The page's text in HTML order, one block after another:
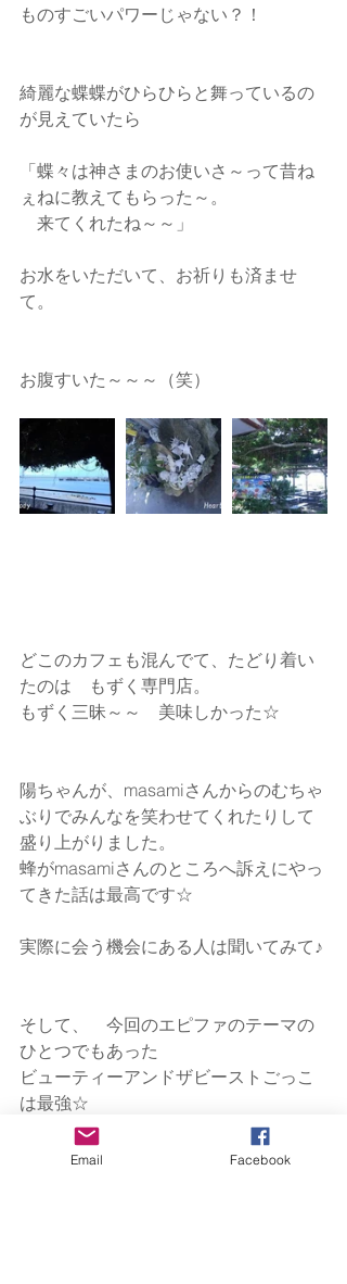
ものすごいパワーじゃない？！
綺麗な蝶蝶がひらひらと舞っているの
が見えていたら
「蝶々は神さまのお使いさ～って昔ね
ぇねに教えてもらった～。
来てくれたね～～」
お水をいただいて、お祈りも済ませ
て。
お腹すいた～～～（笑）
どこのカフェも混んでて、たどり着い
たのは　もずく専門店。
もずく三昧～～　美味しかった☆
陽ちゃんが、masamiさんからのむちゃ
ぶりでみんなを笑わせてくれたりして
盛り上がりました。
蜂がmasamiさんのところへ訴えにやっ
てきた話は最高です☆
実際に会う機会にある人は聞いてみて♪
そして、　今回のエピファのテーマの
ひとつでもあった
ビューティーアンドザビーストごっこ
は最強☆
Email Facebook